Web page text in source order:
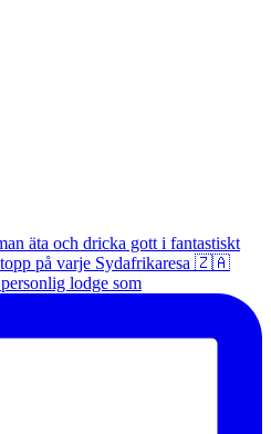
lodge som